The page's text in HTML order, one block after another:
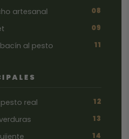
artesanal 08
09
al pesto 11
real 12
13
14